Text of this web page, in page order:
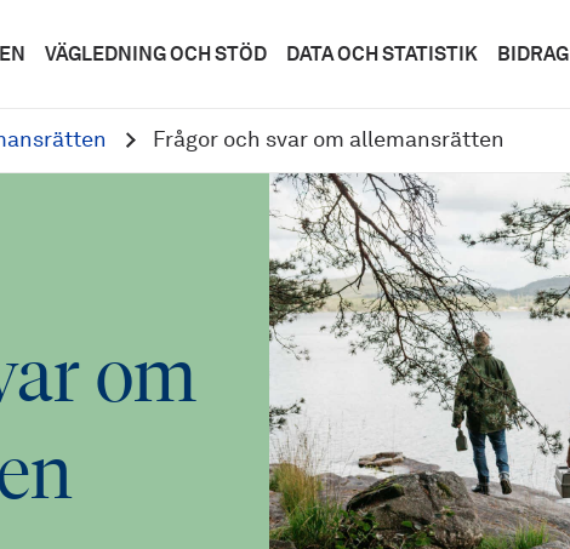
VÄGLEDNING OCH STÖD DATA OCH STATISTIK BIDRAG
Frågor och svar om allemansrätten
om